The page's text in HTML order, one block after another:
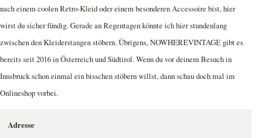
nach einem coolen Retro-Kleid oder einem besonderen Accessoire bist, hier
wirst du sicher fündig. Gerade an Regentagen könnte ich hier stundenlang
zwischen den Kleiderstangen stöbern. Übrigens, NOWHEREVINTAGE gibt es
bereits seit 2016 in Österreich und Südtirol. Wenn du vor deinem Besuch in
Innsbruck schon einmal ein bisschen stöbern willst, dann schau doch mal im
Onlineshop vorbei.
Adresse